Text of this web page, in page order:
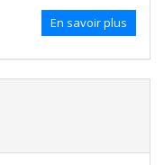
En savoir plus